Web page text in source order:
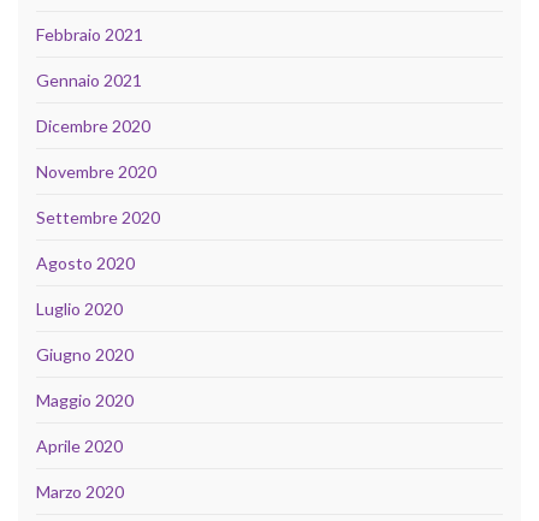
Febbraio 2021
Gennaio 2021
Dicembre 2020
Novembre 2020
Settembre 2020
Agosto 2020
Luglio 2020
Giugno 2020
Maggio 2020
Aprile 2020
Marzo 2020